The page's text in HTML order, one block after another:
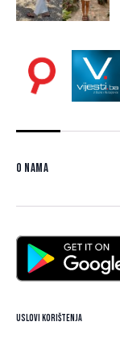
O nama
Uslovi korištenja